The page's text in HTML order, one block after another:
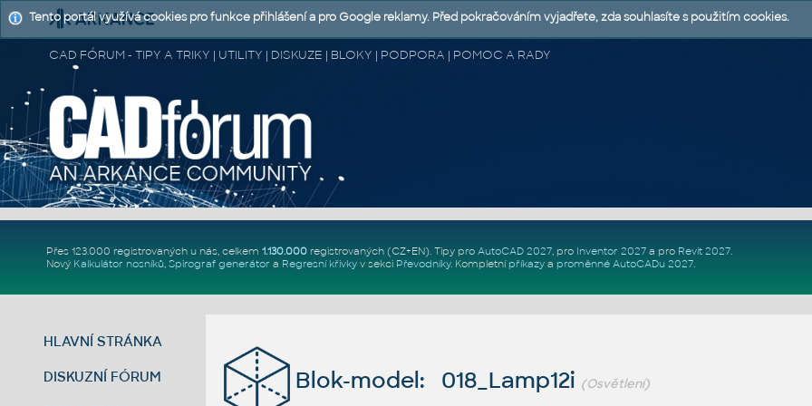
CAD FÓRUM - TIPY A TRIKY | UTILITY | DISKUZE | BLOKY | PODPORA | POMOC A RADY
Přes 123.000 registrovaných u nás, celkem 1.130.000registrovaných (CZ+EN). Tipy pro AutoCAD 2027, pro Inventor 2027a pro Revit 2027.
Nový Kalkulátor nosníků, Spirograf generátor a Regresní křivkyv sekci Převodníky. Kompletní příkazya proměnné AutoCADu 2027.
HLAVNÍ STRÁNKA
DISKUZNÍ FÓRUM Blok-model: 018_Lamp12i (Osvětlení)
Tento portál využívá cookies pro funkce přihlášení a pro Google reklamy. Před pokračováním vyjadřete, zda souhlasíte s použitím cookies.